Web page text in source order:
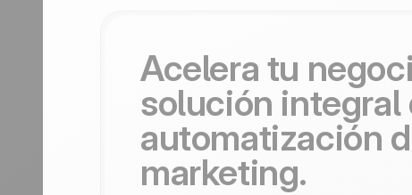
Acelera tu
solución integral
automatización
marketing.